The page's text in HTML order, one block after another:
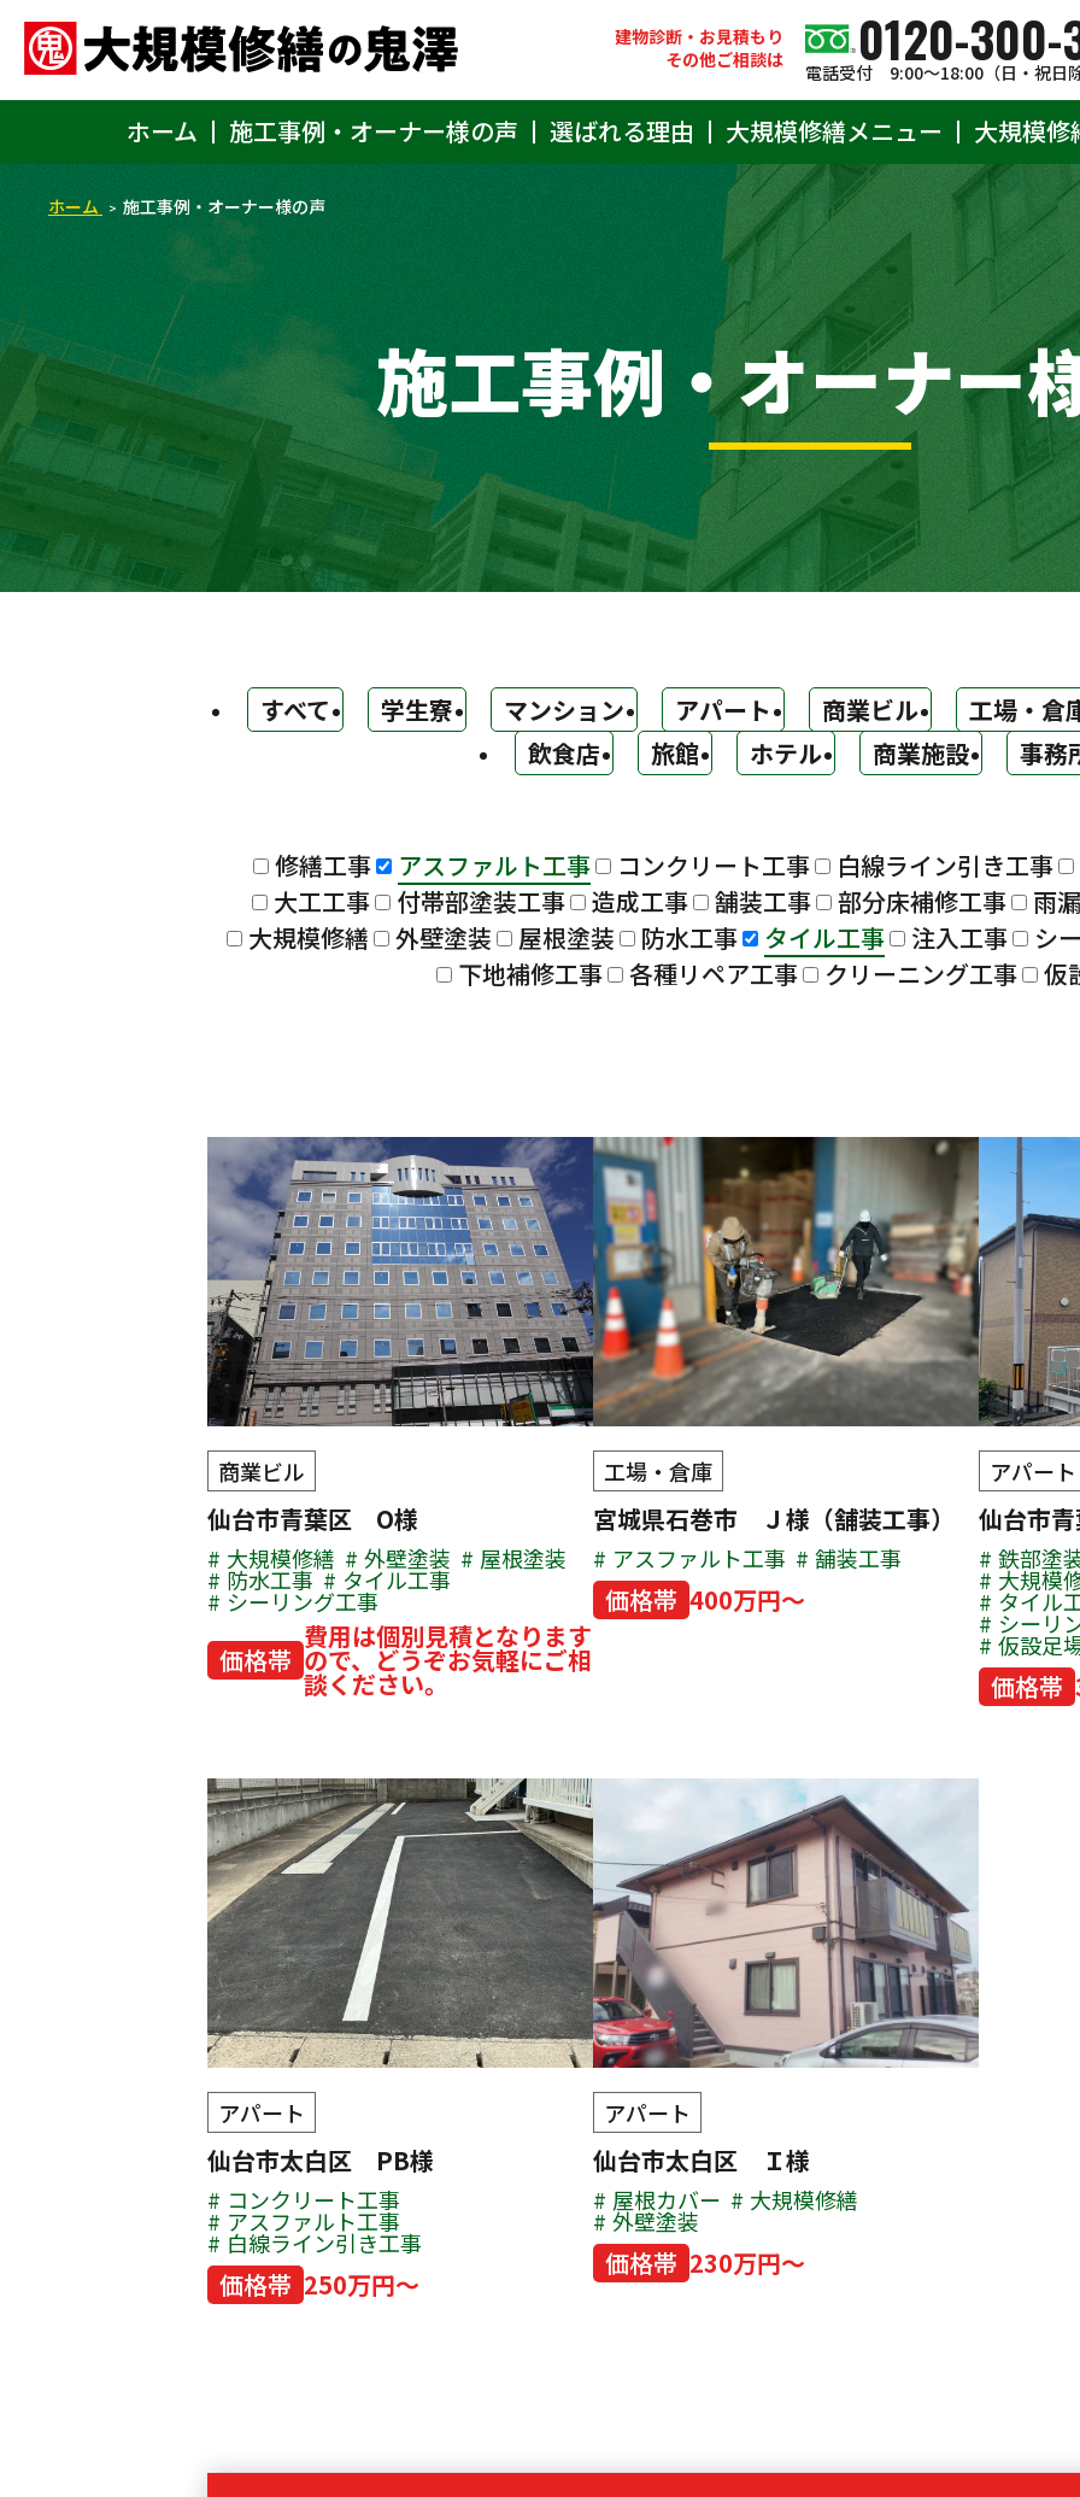
建物診断・お見積もり
その他ご相談は
0120-300-
電話受付 9:00〜18:00（日・祝日除
ホーム
施工事例・オーナー様の声 選ばれる理由 大規模修繕メニュー 大規模修
ホーム 施工事例・オーナー様の声
施工事例・オーナー
すべて 学生寮 マンション アパート 商業ビル 工場・倉
飲食店
旅館 ホテル 商業施設 事務
修繕工事 アスファルト工事 コンクリート工事 白線ライン引き工事
大工工事
付帯部塗装工事 造成工事 舗装工事 部分床補修工事 雨
大規模修繕
外壁塗装 屋根塗装 防水工事 タイル工事 注入工事 シ
下地補修工事
各種リペア工事 クリーニング工事 仮
商業ビル
仙台市青葉区 O様
大規模修繕 外壁塗装 屋根塗装
防水工事 タイル工事
シーリング工事
価格帯
費用は個別見積となります
ので、どうぞお気軽にご相
談ください。
工場・倉庫
宮城県石巻市 Ｊ様（舗装工事）
アスファルト工事 舗装工事
価格帯 400万円～
アパート
仙台市
鉄部塗
大規模
タイル
シーリ
仮設足
価格帯
アパート
仙台市太白区 PB様
コンクリート工事
アスファルト工事
白線ライン引き工事
価格帯 250万円～
アパート
仙台市太白区 Ｉ様
屋根カバー 大規模修繕
外壁塗装
価格帯 230万円～